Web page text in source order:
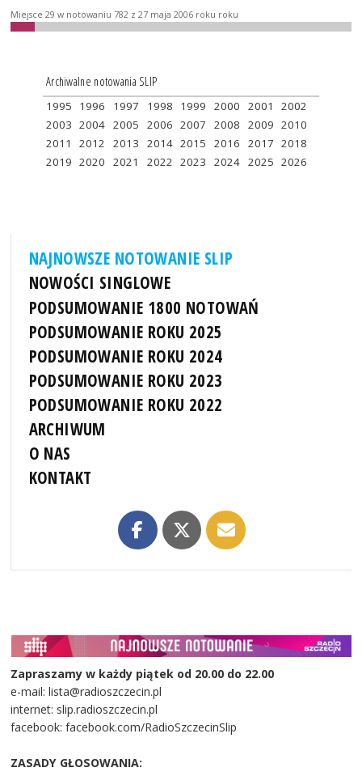
Miejsce 29 w notowaniu 782 z 27 maja 2006 roku roku
Archiwalne notowania SLIP
1995 1996 1997 1998 1999 2000 2001
2002
2003 2004 2005 2006 2007 2008 2009 2010
2011
2012 2013 2014 2015 2016 2017 2018
2019 2020 2021 2022 2023 2024 2025 2026
NAJNOWSZE NOTOWANIE SLIP
NOWOŚCI SINGLOWE
PODSUMOWANIE 1800 NOTOWAŃ
PODSUMOWANIE ROKU 2025
PODSUMOWANIE ROKU 2024
PODSUMOWANIE ROKU 2023
PODSUMOWANIE ROKU 2022
ARCHIWUM
O NAS
KONTAKT
Zapraszamy w każdy piątek od 20.00 do 22.00
e-mail: lista@radioszczecin.pl
internet: slip.radioszczecin.pl
facebook: facebook.com/RadioSzczecinSlip
ZASADY GŁOSOWANIA: